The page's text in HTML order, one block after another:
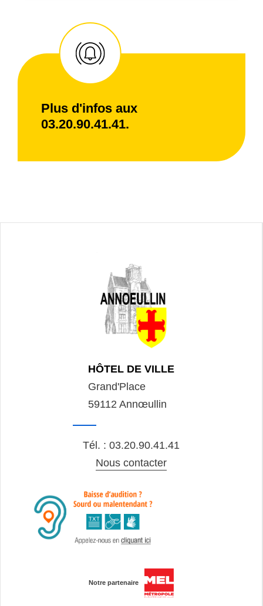
Plus d'infos aux
03.20.90.41.41.
HÔTEL DE VILLE
Grand'Place
59112 Annœullin
Tél. : 03.20.90.41.41
Nous contacter
Notre partenaire